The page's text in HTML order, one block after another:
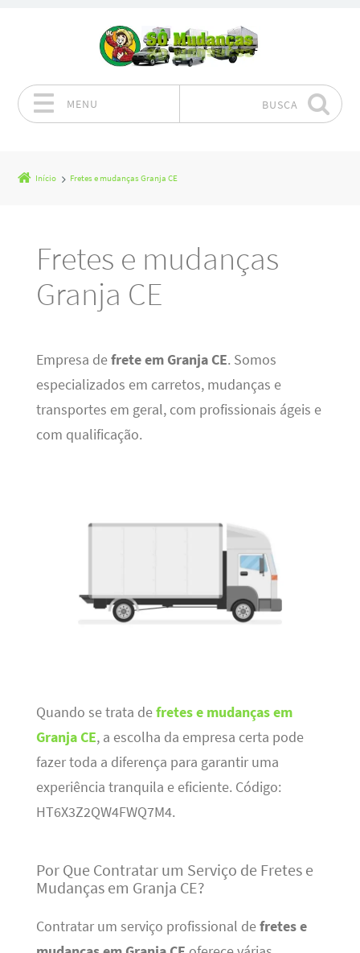
MENU BUSCA
Início Fretes e mudanças Granja CE
Fretes e mudanças
Granja CE
Empresa defrete em Granja CE. Somos
especializados em carretos, mudanças e
transportes em geral, com profissionais ágeis e
com qualificação.
Quando se trata defretes e mudanças em
Granja CE, a escolha da empresa certa pode
fazer toda a diferença para garantir uma
experiência tranquila e eficiente. Código:
HT6X3Z2QW4FWQ7M4.
Por Que Contratar um Serviço de Fretes e
Mudanças em Granja CE?
Contratar um serviço profissional defretes e